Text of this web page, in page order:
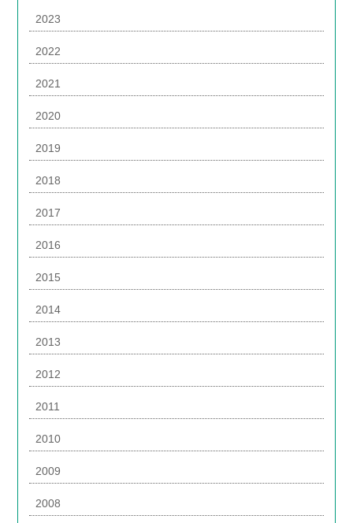
2023
2022
2021
2020
2019
2018
2017
2016
2015
2014
2013
2012
2011
2010
2009
2008